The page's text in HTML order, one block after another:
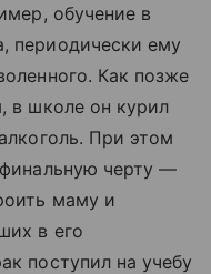
обучение в
периодически ему
Как позже
в школе он курил
При этом
черту —
маму и
в его
поступил на учебу